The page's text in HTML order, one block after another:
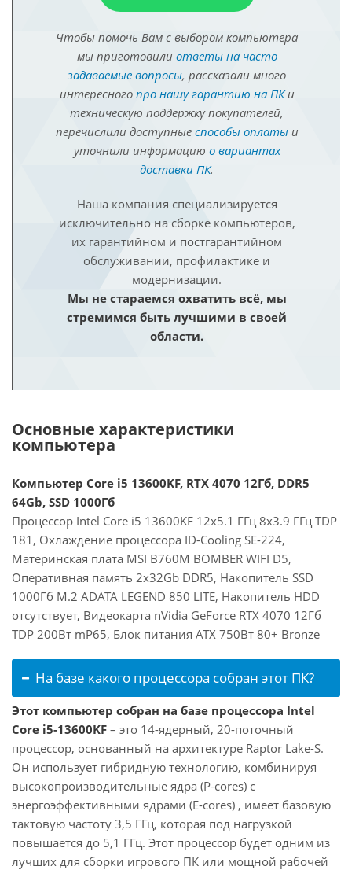
Чтобы помочь Вам с выбором компьютера
мы приготовили ответы на часто
задаваемые вопросы, рассказали много
интересного про нашу гарантию на ПКи
техническую поддержку покупателей,
перечислили доступные способы оплатыи
уточнили информацию о вариантах
доставки ПК.
Наша компания специализируется
исключительно на сборке компьютеров,
их гарантийном и постгарантийном
обслуживании, профилактике и
модернизации.
Мы не стараемся охватить всё, мы
стремимся быть лучшими в своей
области.
Основные характеристики
компьютера
Компьютер Core i5 13600KF, RTX 4070 12Гб, DDR5
64Gb, SSD 1000Гб
Процессор Intel Core i5 13600KF 12x5.1 ГГц 8x3.9 ГГц TDP
181, Охлаждение процессора ID-Cooling SE-224,
Материнская плата MSI B760M BOMBER WIFI D5,
Оперативная память 2x32Gb DDR5, Накопитель SSD
1000Гб M.2 ADATA LEGEND 850 LITE, Накопитель HDD
отсутствует, Видеокарта nVidia GeForce RTX 4070 12Гб
TDP 200Вт mP65, Блок питания ATX 750Вт 80+ Bronze
На базе какого процессора собран этот ПК?
Этот компьютер собран на базе процессора Intel
Core i5-13600KF – это 14-ядерный, 20-поточный
процессор, основанный на архитектуре Raptor Lake-S.
Он использует гибридную технологию, комбинируя
высокопроизводительные ядра (P-cores) с
энергоэффективными ядрами (E-cores) , имеет базовую
тактовую частоту 3,5 ГГц, которая под нагрузкой
повышается до 5,1 ГГц. Этот процессор будет одним из
лучших для сборки игрового ПК или мощной рабочей